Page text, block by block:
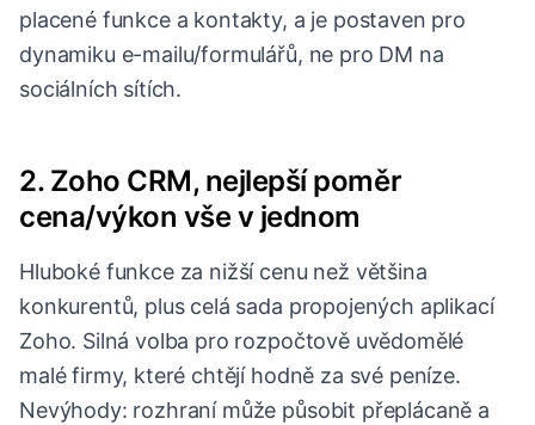
placené funkce a kontakty, a je postaven pro
dynamiku e-mailu/formulářů, ne pro DM na
sociálních sítích.
2. Zoho CRM, nejlepší poměr
cena/výkon vše v jednom
Hluboké funkce za nižší cenu než většina
konkurentů, plus celá sada propojených aplikací
Zoho. Silná volba pro rozpočtově uvědomělé
malé firmy, které chtějí hodně za své peníze.
Nevýhody: rozhraní může působit přeplácaně a